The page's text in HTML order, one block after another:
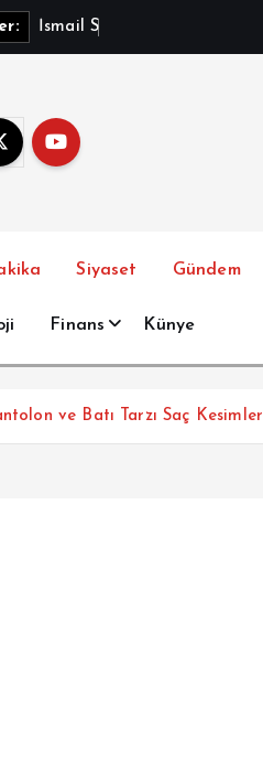
sma i S
Siyaset Gündem
Finans Künye
ve Batı Tarzı Saç